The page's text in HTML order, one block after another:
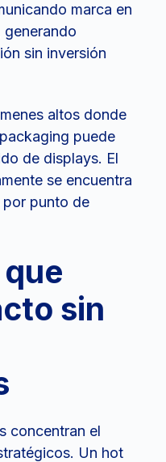
marca en
generando
sin inversión
altos donde
puede
de displays. El
se encuentra
punto de
sin
concentran el
Un hot